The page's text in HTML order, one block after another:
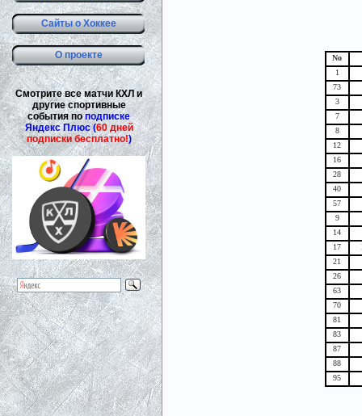
Сайты о Хоккее
О проекте
Смотрите все матчи КХЛ и
другие спортивные
события поподписке
Яндекс Плюс (60 дней
подписки бесплатно!)
No
1
73
3
7
8
12
16
28
40
57
9
14
17
21
26
63
70
81
83
87
88
95